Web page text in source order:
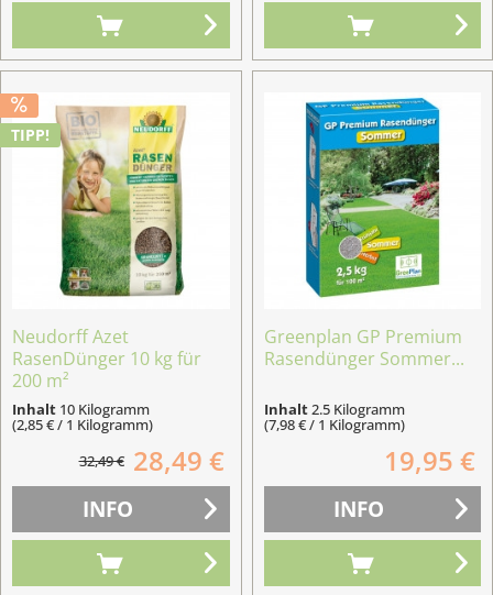
TIPP!
Neudorff Azet
RasenDünger 10 kg für
200 m²
Inhalt 10 Kilogramm
(2,85 € / 1 Kilogramm)
32,49 € 28,49 €
INFO
Greenplan GP Premium
Rasendünger Sommer...
Inhalt2.5 Kilogramm
(7,98 € / 1 Kilogramm)
19,95 €
INFO